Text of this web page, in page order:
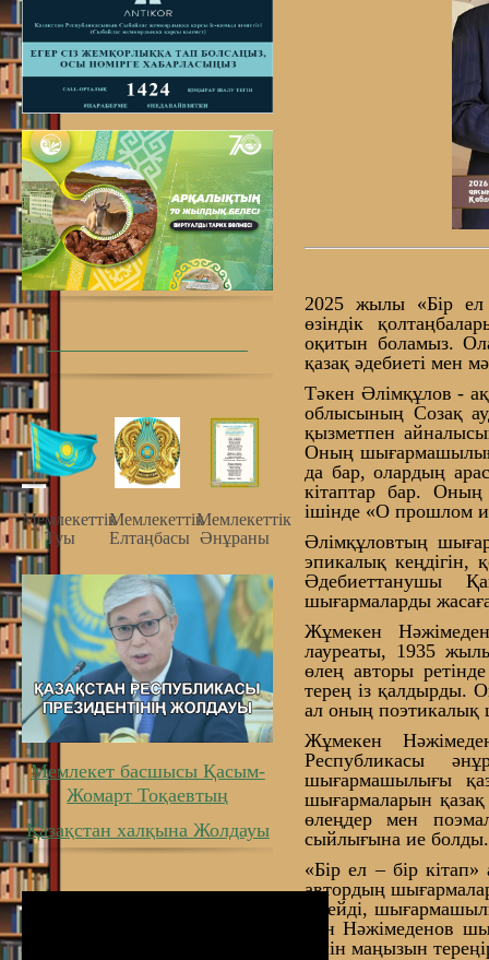
Мемлекеттiк
Туы
Мемлекеттiк
Елтаңбасы
Мемлекеттiк
Әнұраны
Мемлекет басшысы Қасым-
Жомарт Тоқаевтың
Қазақстан халқына Жолдауы
2025 жылы «Бір ел
өзіндік
оқитын боламыз.
қазақ әдебиеті мен
Тәкен Әлімқұлов -
облысының Созақ
қызметпен
Оның
да бар, олардың
кітаптар бар. Оның
ішінде «О прошлом
Әлімқұловтың
эпикалық кеңдігін,
Әдебиеттанушы
шығармаларды
Жұмекен
лауреаты, 1935
өлең авторы
терең із қалдырды.
ал оның поэтикалық
Жұмекен
Республикасы
шығармашылығы
шығармаларын
өлеңдер мен
сыйлығына ие болды.
«Бір ел – бір
автордың
істейді,
пен Нәжімеденов
үшін маңызын